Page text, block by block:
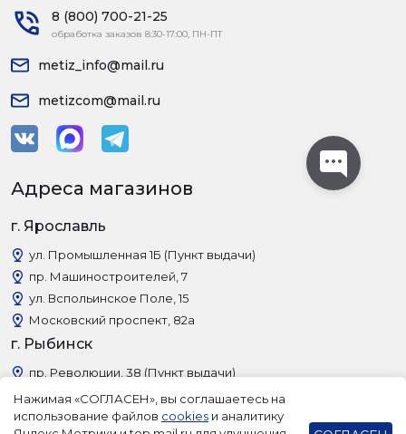
8 (800) 700-21-25
обработка заказов 8:30-17:00, ПН-ПТ
metiz_info@mail.ru
metizcom@mail.ru
Адреса магазинов
г. Ярославль
ул. Промышленная 1Б (Пункт выдачи)
пр. Машиностроителей, 7
ул. Вспольинское Поле, 15
Московский проспект, 82а
г. Рыбинск
пр. Революции, 38 (Пункт выдачи)
Нажимая «СОГЛАСЕН», вы соглашаетесь на
использование файлов cookies и аналитику